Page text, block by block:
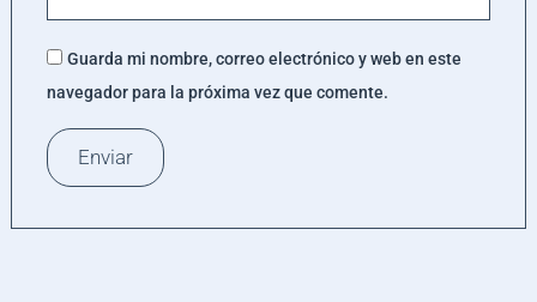
Guarda mi nombre, correo electrónico y web en este
navegador para la próxima vez que comente.